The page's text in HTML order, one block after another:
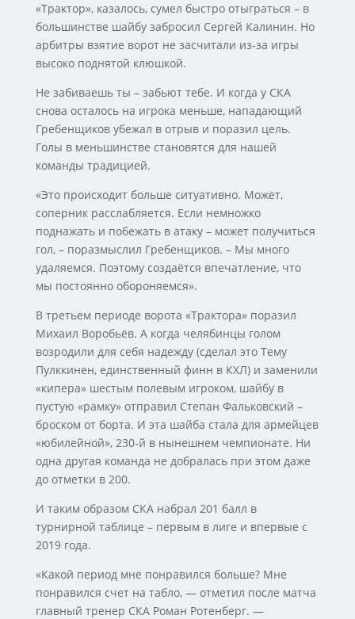
«Трактор», казалось, сумел быстро отыграться – в
большинстве шайбу забросил Сергей Калинин. Но
арбитры взятие ворот не засчитали из-за игры
высоко поднятой клюшкой.
Не забиваешь ты – забьют тебе. И когда у СКА
снова осталось на игрока меньше, нападающий
Гребенщиков убежал в отрыв и поразил цель.
Голы в меньшинстве становятся для нашей
команды традицией.
«Это происходит больше ситуативно. Может,
соперник расслабляется. Если немножко
поднажать и побежать в атаку – может получиться
гол, – поразмыслил Гребенщиков. – Мы много
удаляемся. Поэтому создаётся впечатление, что
мы постоянно обороняемся».
В третьем периоде ворота «Трактора» поразил
Михаил Воробьёв. А когда челябинцы голом
возродили для себя надежду (сделал это Тему
Пулккинен, единственный финн в КХЛ) и заменили
«кипера» шестым полевым игроком, шайбу в
пустую «рамку» отправил Степан Фальковский –
броском от борта. И эта шайба стала для армейцев
«юбилейной», 230-й в нынешнем чемпионате. Ни
одна другая команда не добралась при этом даже
до отметки в 200.
И таким образом СКА набрал 201 балл в
турнирной таблице – первым в лиге и впервые с
2019 года.
«Какой период мне понравился больше? Мне
понравился счет на табло, — отметил после матча
главный тренер СКА Роман Ротенберг. —